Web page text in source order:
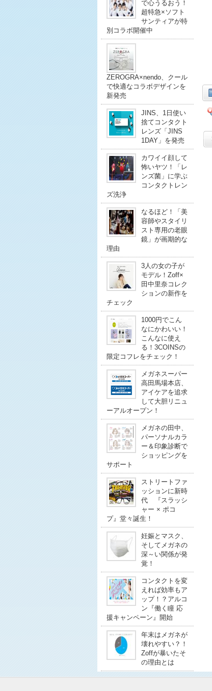
で心うるおう！
超特急×ソフト
サンティアが特
別コラボ開催中
ZEROGRA×nendo、クール
で快適なコラボデザインを
新発売
JINS、1日使い
捨てコンタクト
レンズ「JINS
1DAY」を発売
カワイイ顔して
怖いヤツ！「レ
ンズ菌」に学ぶ
コンタクトレン
ズ洗浄
なるほど！「美
容師やスタイリ
スト専用の老眼
鏡」が画期的な
理由
3人の女の子が
モデル！Zoff×
田中里奈コレク
ションの新作を
チェック
1000円でこん
なにかわいい！
こんなに使え
る！3COINSの
限定コフレをチェック！
メガネスーパー
高田馬場本店、
アイケアを追求
して大胆リニュ
ーアルオープン！
メガネの田中、
パーソナルカラ
ー＆印象診断で
ショッピングを
サポート
ストリートファ
ッションに新時
代 『スラッシ
ャー × ポコ
プ』堂々誕生！
妊娠とマスク、
そしてメガネの
深～い関係が発
覚！
コンタクトを変
えれば効率もア
ップ！？アルコ
ン『働く瞳 応
援キャンペーン』開始
年末はメガネが
壊れやすい？！
Zoffが暴いたそ
の理由とは